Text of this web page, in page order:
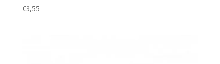
€3,55